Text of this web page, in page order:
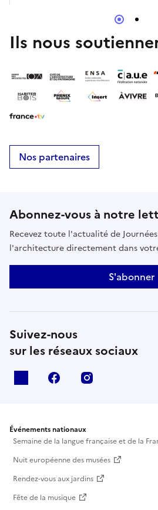
Ils nous
Nos partenaires
Abonnez-vous à notre
Recevez toute l'actualité de
l'architecture directement dans
S'abonner
Suivez-nous
sur les réseaux sociaux
facebook
Événements nationaux
Semaine de la langue française et de la
Nuit européenne des musées
Rendez-vous aux jardins
Fête de la musique